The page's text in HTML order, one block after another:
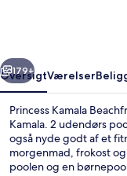
Næste
179+
OversigtVærelser
Princess Kamala
Kamala. 2 udendørs
også nyde godt af et
morgenmad, frokost
poolen og en